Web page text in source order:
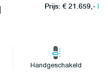
Prijs: € 21.659,-l
Handgeschakeld